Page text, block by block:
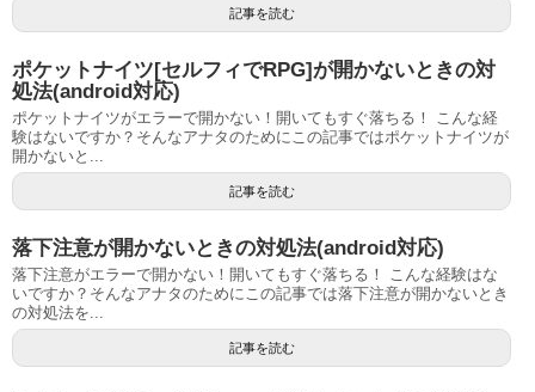
記事を読む
ポケットナイツ[セルフィでRPG]が開かないときの対
処法(android対応)
ポケットナイツがエラーで開かない！開いてもすぐ落ちる！ こんな経
験はないですか？そんなアナタのためにこの記事ではポケットナイツが
開かないと...
記事を読む
落下注意が開かないときの対処法(android対応)
落下注意がエラーで開かない！開いてもすぐ落ちる！ こんな経験はな
いですか？そんなアナタのためにこの記事では落下注意が開かないとき
の対処法を...
記事を読む